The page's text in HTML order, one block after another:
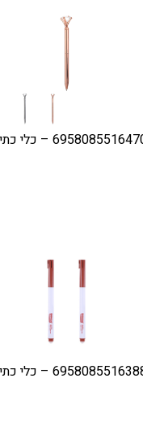
– כלי כתיבה
– כלי כתיבה